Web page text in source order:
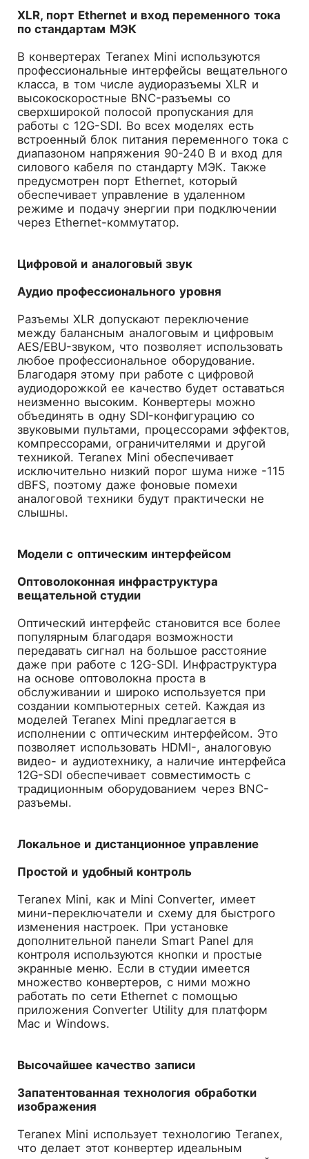
XLR, порт Ethernet и вход переменного тока
по стандартам МЭК
В конвертерах Teranex Mini используются
профессиональные интерфейсы вещательного
класса, в том числе аудиоразъемы XLR и
высокоскоростные BNC-разъемы со
сверхширокой полосой пропускания для
работы с 12G-SDI. Во всех моделях есть
встроенный блок питания переменного тока с
диапазоном напряжения 90-240 В и вход для
силового кабеля по стандарту МЭК. Также
предусмотрен порт Ethernet, который
обеспечивает управление в удаленном
режиме и подачу энергии при подключении
через Ethernet-коммутатор.
Цифровой и аналоговый звук
Аудио профессионального уровня
Разъемы XLR допускают переключение
между балансным аналоговым и цифровым
AES/EBU-звуком, что позволяет использовать
любое профессиональное оборудование.
Благодаря этому при работе с цифровой
аудиодорожкой ее качество будет оставаться
неизменно высоким. Конвертеры можно
объединять в одну SDI-конфигурацию со
звуковыми пультами, процессорами эффектов,
компрессорами, ограничителями и другой
техникой. Teranex Mini обеспечивает
исключительно низкий порог шума ниже -115
dBFS, поэтому даже фоновые помехи
аналоговой техники будут практически не
слышны.
Модели с оптическим интерфейсом
Оптоволоконная инфраструктура
вещательной студии
Оптический интерфейс становится все более
популярным благодаря возможности
передавать сигнал на большое расстояние
даже при работе с 12G-SDI. Инфраструктура
на основе оптоволокна проста в
обслуживании и широко используется при
создании компьютерных сетей. Каждая из
моделей Teranex Mini предлагается в
исполнении с оптическим интерфейсом. Это
позволяет использовать HDMI-, аналоговую
видео- и аудиотехнику, а наличие интерфейса
12G-SDI обеспечивает совместимость с
традиционным оборудованием через BNC-
разъемы.
Локальное и дистанционное управление
Простой и удобный контроль
Teranex Mini, как и Mini Converter, имеет
мини-переключатели и схему для быстрого
изменения настроек. При установке
дополнительной панели Smart Panel для
контроля используются кнопки и простые
экранные меню. Если в студии имеется
множество конвертеров, с ними можно
работать по сети Ethernet с помощью
приложения Converter Utility для платформ
Mac и Windows.
Высочайшее качество записи
Запатентованная технология обработки
изображения
Teranex Mini использует технологию Teranex,
что делает этот конвертер идеальным